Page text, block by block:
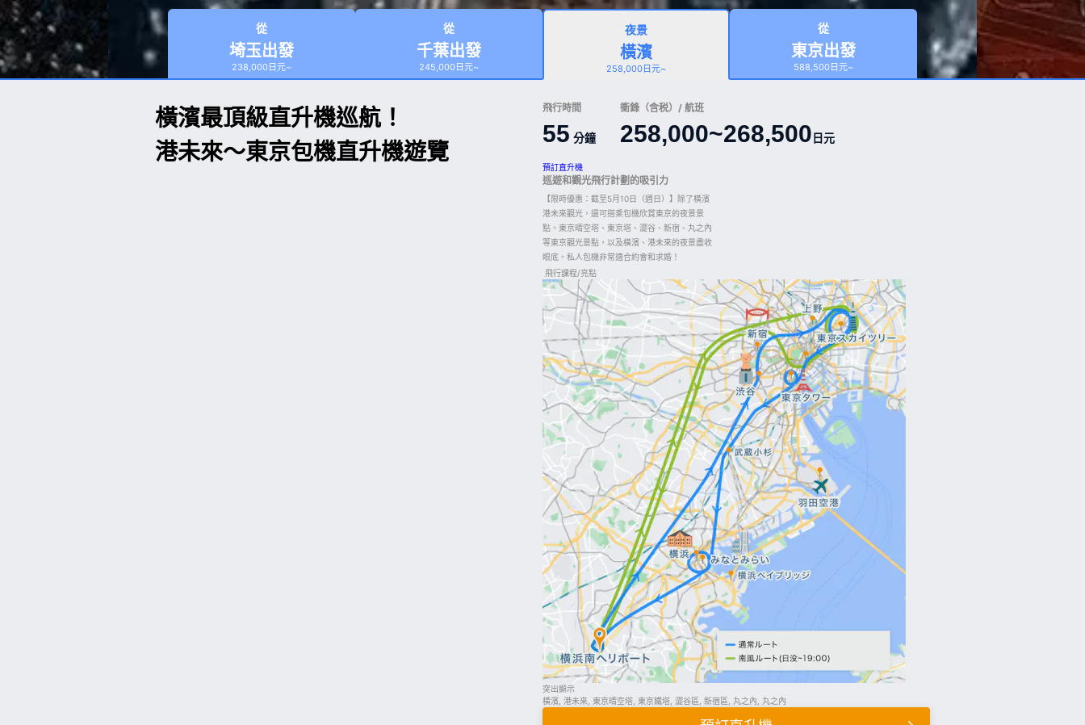
從
埼玉出發
238,000日元~
從
千葉出發
245,000日元~
夜景
橫濱
258,000日元~
從
東京出發
588,500日元~
橫濱最頂級直升機巡航！
港未來〜東京包機直升機遊覽
飛行時間
55 分鐘
衝鋒（含税）/ 航班
258,000~268,500日元
預訂直升機
巡遊和觀光飛行計劃的吸引力
【限時優惠：截至5月10日（週日）】除了橫濱
港未來觀光，還可搭乘包機欣賞東京的夜景景
點。東京晴空塔、東京塔、澀谷、新宿、丸之內
等東京觀光景點，以及橫濱、港未來的夜景盡收
眼底。私人包機非常適合約會和求婚！
飛行課程/亮點
突出顯示
橫濱, 港未來, 東京晴空塔, 東京鐵塔, 澀谷區, 新宿區, 丸之內, 丸之內